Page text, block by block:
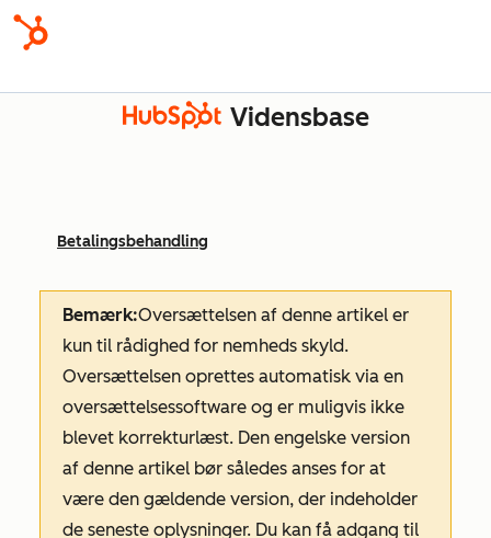
Vidensbase
Betalingsbehandling
Bemærk:Oversættelsen af denne artikel er
kun til rådighed for nemheds skyld.
Oversættelsen oprettes automatisk via en
oversættelsessoftware og er muligvis ikke
blevet korrekturlæst. Den engelske version
af denne artikel bør således anses for at
være den gældende version, der indeholder
de seneste oplysninger. Du kan få adgang til